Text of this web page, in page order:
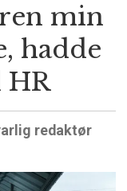
min
hadde
HR
redaktør